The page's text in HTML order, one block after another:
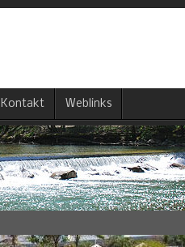
Kontakt Weblinks